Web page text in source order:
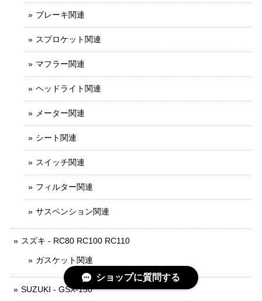
ブレーキ関連
スプロケット関連
マフラー関連
ヘッドライト関連
メーター関連
シート関連
スイッチ関連
フィルター関連
サスペンション関連
スズキ - RC80 RC100 RC110
ガスケット関連
SUZUKI - GSX-150
ショップに質問する